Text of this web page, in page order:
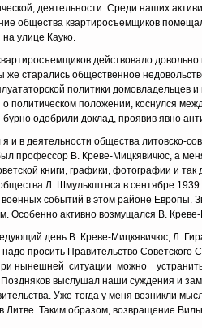
деятельности. Сре­ди наших
общества квартиросъемщиков
на улице Кауко.
действовало
же старались общественное
политики
о политическом положении, коснулся
одобрили доклад, проявив явно
я и в деятельности общества литовско-
профессор В. Креве-Мицкявичюс, а
книги, графики, фотографии и
Л. Шмулькштнса в сентябре
военных событий в этом районе Европы.
Осо­бенно активно возмущался В.
день В. Креве-Мицкявичюс, Л.
надо про­сить Правительство
нынешней ситуации можно
выслушал наши суждения и
Уже тогда у меня возникли
Литве. Таким образом, возвраще­ние